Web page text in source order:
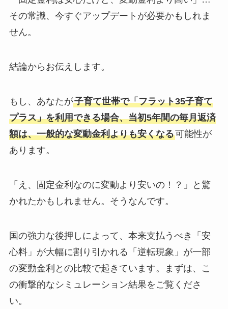
その常識、今すぐアップデートが必要かもしれま
せん。
結論からお伝えします。
もし、あなたが子育て世帯で「フラット35子育て
プラス」を利用できる場合、当初5年間の毎月返済
額は、一般的な変動金利よりも安くなる可能性が
あります。
「え、固定金利なのに変動より安いの！？」と驚
かれたかもしれません。そうなんです。
国の強力な後押しによって、本来支払うべき「安
心料」が大幅に割り引かれる「逆転現象」が一部
の変動金利との比較で起きています。まずは、こ
の衝撃的なシミュレーション結果をご覧くださ
い。